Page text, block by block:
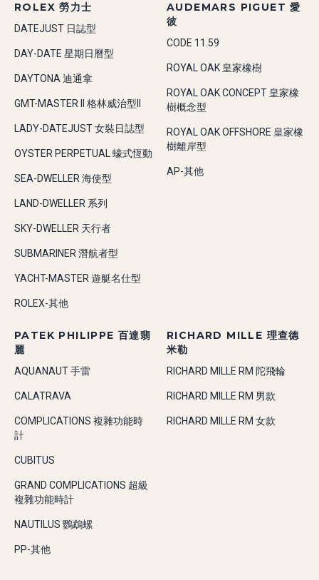
ROLEX 勞力士
DATEJUST 日誌型
DAY-DATE 星期日曆型
DAYTONA 迪通拿
GMT-MASTER II 格林威治型II
LADY-DATEJUST 女裝日誌型
OYSTER PERPETUAL 蠔式恆動
SEA-DWELLER 海使型
LAND-DWELLER 系列
SKY-DWELLER 天行者
SUBMARINER 潛航者型
YACHT-MASTER 遊艇名仕型
ROLEX-其他
AUDEMARS PIGUET 愛
彼
CODE 11.59
ROYAL OAK 皇家橡樹
ROYAL OAK CONCEPT 皇家橡
樹概念型
ROYAL OAK OFFSHORE 皇家橡
樹離岸型
AP-其他
PATEK PHILIPPE 百達翡
麗
AQUANAUT 手雷
CALATRAVA
COMPLICATIONS 複雜功能時
計
CUBITUS
GRAND COMPLICATIONS 超級
複雜功能時計
NAUTILUS 鸚鵡螺
PP-其他
RICHARD MILLE 理查德
米勒
RICHARD MILLE RM 陀飛輪
RICHARD MILLE RM 男款
RICHARD MILLE RM 女款